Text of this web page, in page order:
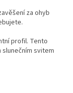
za ohyb
profil. Tento
svitem